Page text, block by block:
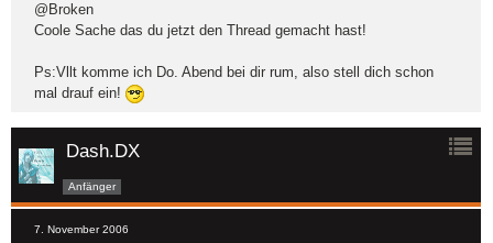
@Broken
Coole Sache das du jetzt den Thread gemacht hast!
Ps:Vllt komme ich Do. Abend bei dir rum, also stell dich schon
mal drauf ein!
Dash.DX
Anfänger
7. November 2006